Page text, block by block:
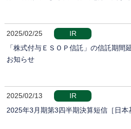
2025/02/25
IR
「株式付与ＥＳＯＰ信託」の信託期間
お知らせ
2025/02/13
IR
2025年3月期第3四半期決算短信［日本